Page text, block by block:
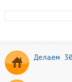
Делаем